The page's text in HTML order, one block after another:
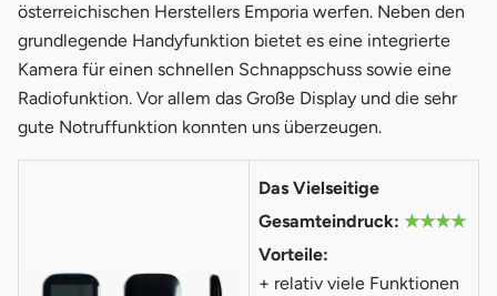
österreichischen Herstellers Emporia werfen. Neben den
grundlegende Handyfunktion bietet es eine integrierte
Kamera für einen schnellen Schnappschuss sowie eine
Radiofunktion. Vor allem das Große Display und die sehr
gute Notruffunktion konnten uns überzeugen.
Das Vielseitige
Gesamteindruck: ★★★★
Vorteile:
+ relativ viele Funktionen